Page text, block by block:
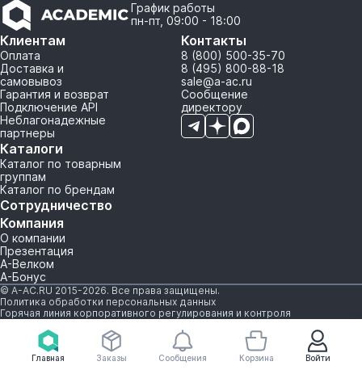
Главная Войти
Заказы Сообщения Корзина
График работы
пн-пт, 09:00 - 18:00
Клиентам
Оплата
Доставка и
самовывоз
Гарантия и возврат
Подключение API
Неблагонадежные
партнеры
Каталоги
Каталог по товарным
группам
Каталог по брендам
Сотрудничество
Компания
О компании
Презентация
А-Велком
А-Бонус
Контакты
8 (800) 500-35-70
8 (495) 800-88-18
sale@a-ac.ru
Сообщение
директору
© A-AC.RU 2015-2026. Все права защищены.
Политика обработки персональных данных
Горячая линия корпоративного регулирования и контроля